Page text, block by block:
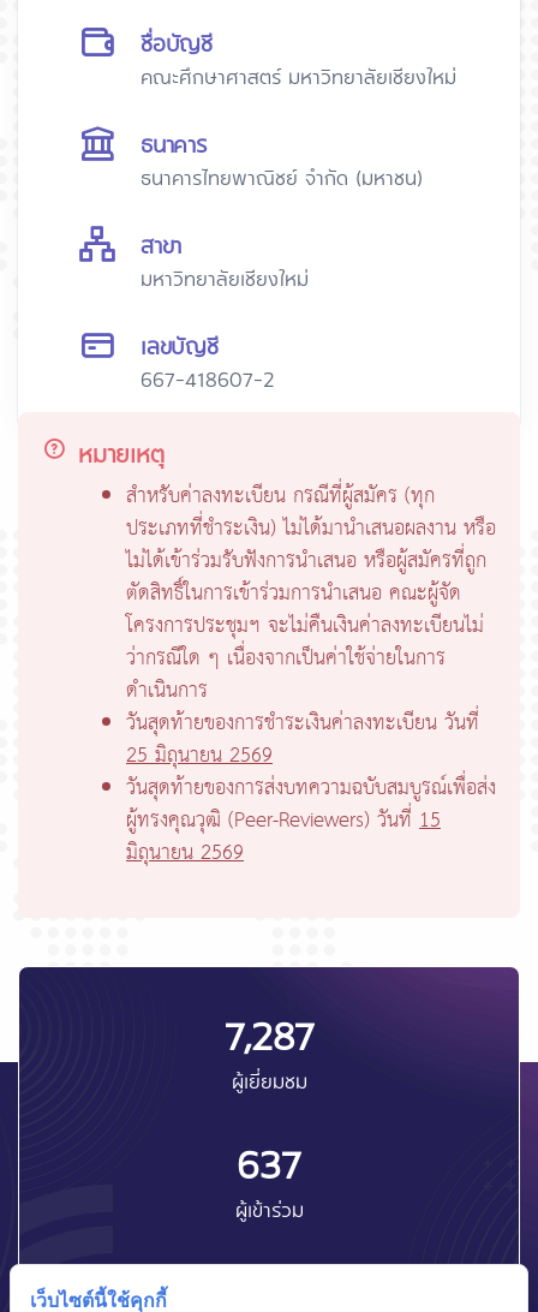
ชื่อบัญชี
คณะศึกษาศาสตร์ มหาวิทยาลัยเชียงใหม่
ธนาคาร
ธนาคารไทยพาณิชย์ จำกัด (มหาชน)
สาขา
มหาวิทยาลัยเชียงใหม่
เลขบัญชี
667-418607-2
หมายเหตุ
สำหรับค่าลงทะเบียน กรณีที่ผู้สมัคร (ทุก
ประเภทที่ชำระเงิน) ไม่ได้มานำเสนอผลงาน หรือ
ไม่ได้เข้าร่วมรับฟังการนำเสนอ หรือผู้สมัครที่ถูก
ตัดสิทธิ์ในการเข้าร่วมการนำเสนอ คณะผู้จัด
โครงการประชุมฯ จะไม่คืนเงินค่าลงทะเบียนไม่
ว่ากรณีใด ๆ เนื่องจากเป็นค่าใช้จ่ายในการ
ดำเนินการ
วันสุดท้ายของการชำระเงินค่าลงทะเบียน วันที่
25 มิถุนายน 2569
วันสุดท้ายของการส่งบทความฉบับสมบูรณ์เพื่อส่ง
ผู้ทรงคุณวุฒิ (Peer-Reviewers) วันที่ 15
มิถุนายน 2569
7,287
ผู้เยี่ยมชม
637
ผู้เข้าร่วม
เว็บไซต์นี้ใช้คุกกี้